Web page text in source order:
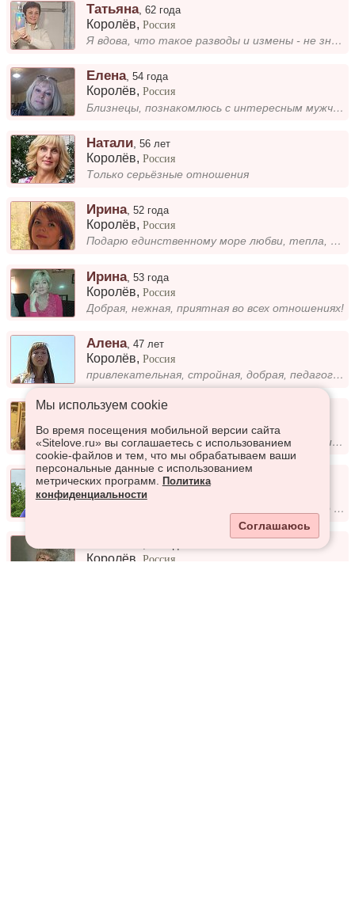
Татьяна,62 года
Королёв,Россия
Я вдова, что такое разводы и измены - не знаю, финансово и жилищно самостоятельна. Хочу встретить мужчину со взаимной с...
Елена,54 года
Королёв,Россия
Близнецы, познакомлюсь с интересным мужчиной для серьезных отношений.
Натали ,56 лет
Королёв,Россия
Только серьёзные отношения
Ирина,52 года
Королёв,Россия
Подарю единственному море любви, тепла, семейного уюта
Ирина,53 года
Королёв,Россия
Добрая, нежная, приятная во всех отношениях!
Алена,47 лет
Королёв,Россия
привлекательная, стройная, добрая, педагогическое и экономическое образования желает познакомиться с мужчиной от 43-53 л...
Ирина ,44 года
Королёв,Россия
добрая, понимающая, интересный собеседник. Ищу уверенного в себе, состоявшегося мужчину в самом расцвете сил.
Наталья,71 год
Королёв,Россия
Поиск мужчины близкого возраста. все лето провожу в глухой деревне новгородской обл. я обычная простая пенсионерка живу...
Королёв ,Россия
Мы используем сookie
Во время посещения мобильной версии сайта
«Sitelove.ru» вы соглашаетесь с использованием
cookie-файлов и тем, что мы обрабатываем ваши
персональные данные с использованием
метрических программ.
Политика
конфиденциальности
Соглашаюсь